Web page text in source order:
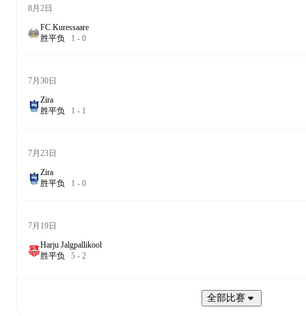
8月2日
FC Kuressaare
胜平负 1 - 0
7月30日
Zira
胜平负 1 - 1
7月23日
Zira
胜平负 1 - 0
7月19日
Harju Jalgpallikool
胜平负 5 - 2
全部比赛